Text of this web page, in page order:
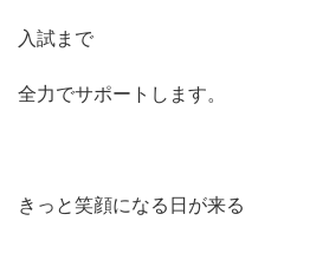
入試まで
全力でサポートします。
きっと笑顔になる日が来る